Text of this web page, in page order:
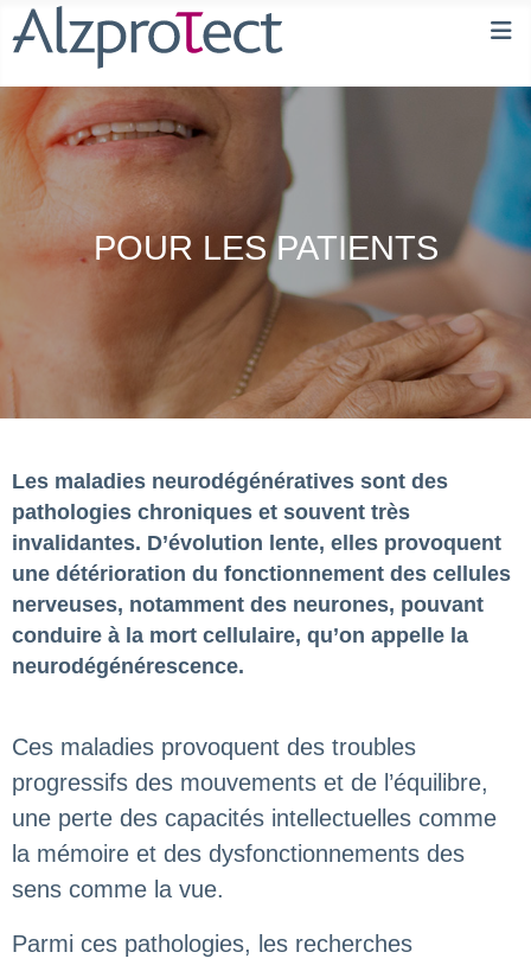
POUR LES PATIENTS
Les maladies neurodégénératives sont des
pathologies chroniques et souvent très
invalidantes. D’évolution lente, elles provoquent
une détérioration du fonctionnement des cellules
nerveuses, notamment des neurones, pouvant
conduire à la mort cellulaire, qu’on appelle la
neurodégénérescence.
Ces maladies provoquent des troubles
progressifs des mouvements et de l’équilibre,
une perte des capacités intellectuelles comme
la mémoire et des dysfonctionnements des
sens comme la vue.
Parmi ces pathologies, les recherches